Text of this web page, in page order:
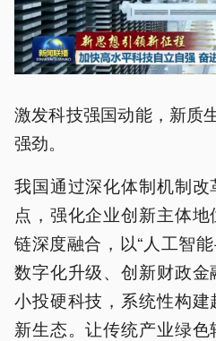
激发科技强国动能，新质
强劲。
我国通过深化体制机制
点，强化企业创新主体
链深度融合，以“人工智
数字化升级、创新财政
小投硬科技，系统性构
新生态。让传统产业绿